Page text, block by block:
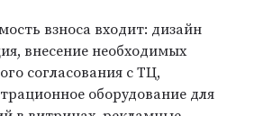
взноса входит: дизайн
внесение необходимых
согласования с ТЦ,
оборудование для